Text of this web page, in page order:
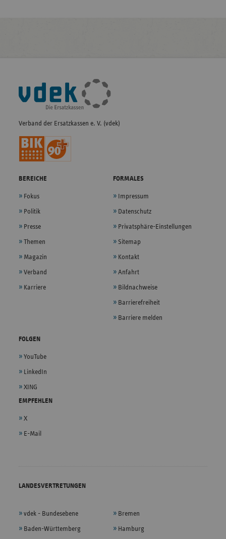
Fußleisten-
Navigation
Verband der Ersatzkassen e. V. (vdek)
BEREICHE
Fokus
Politik
Presse
Themen
Magazin
Verband
Karriere
FORMALES
Impressum
Datenschutz
Privatsphäre-Einstellungen
Sitemap
Kontakt
Anfahrt
Bildnachweise
Barrierefreiheit
Barriere melden
FOLGEN
YouTube
LinkedIn
XING
EMPFEHLEN
X
E-Mail
LANDESVERTRETUNGEN
vdek - Bundesebene
Baden-Württemberg
Bremen
Hamburg